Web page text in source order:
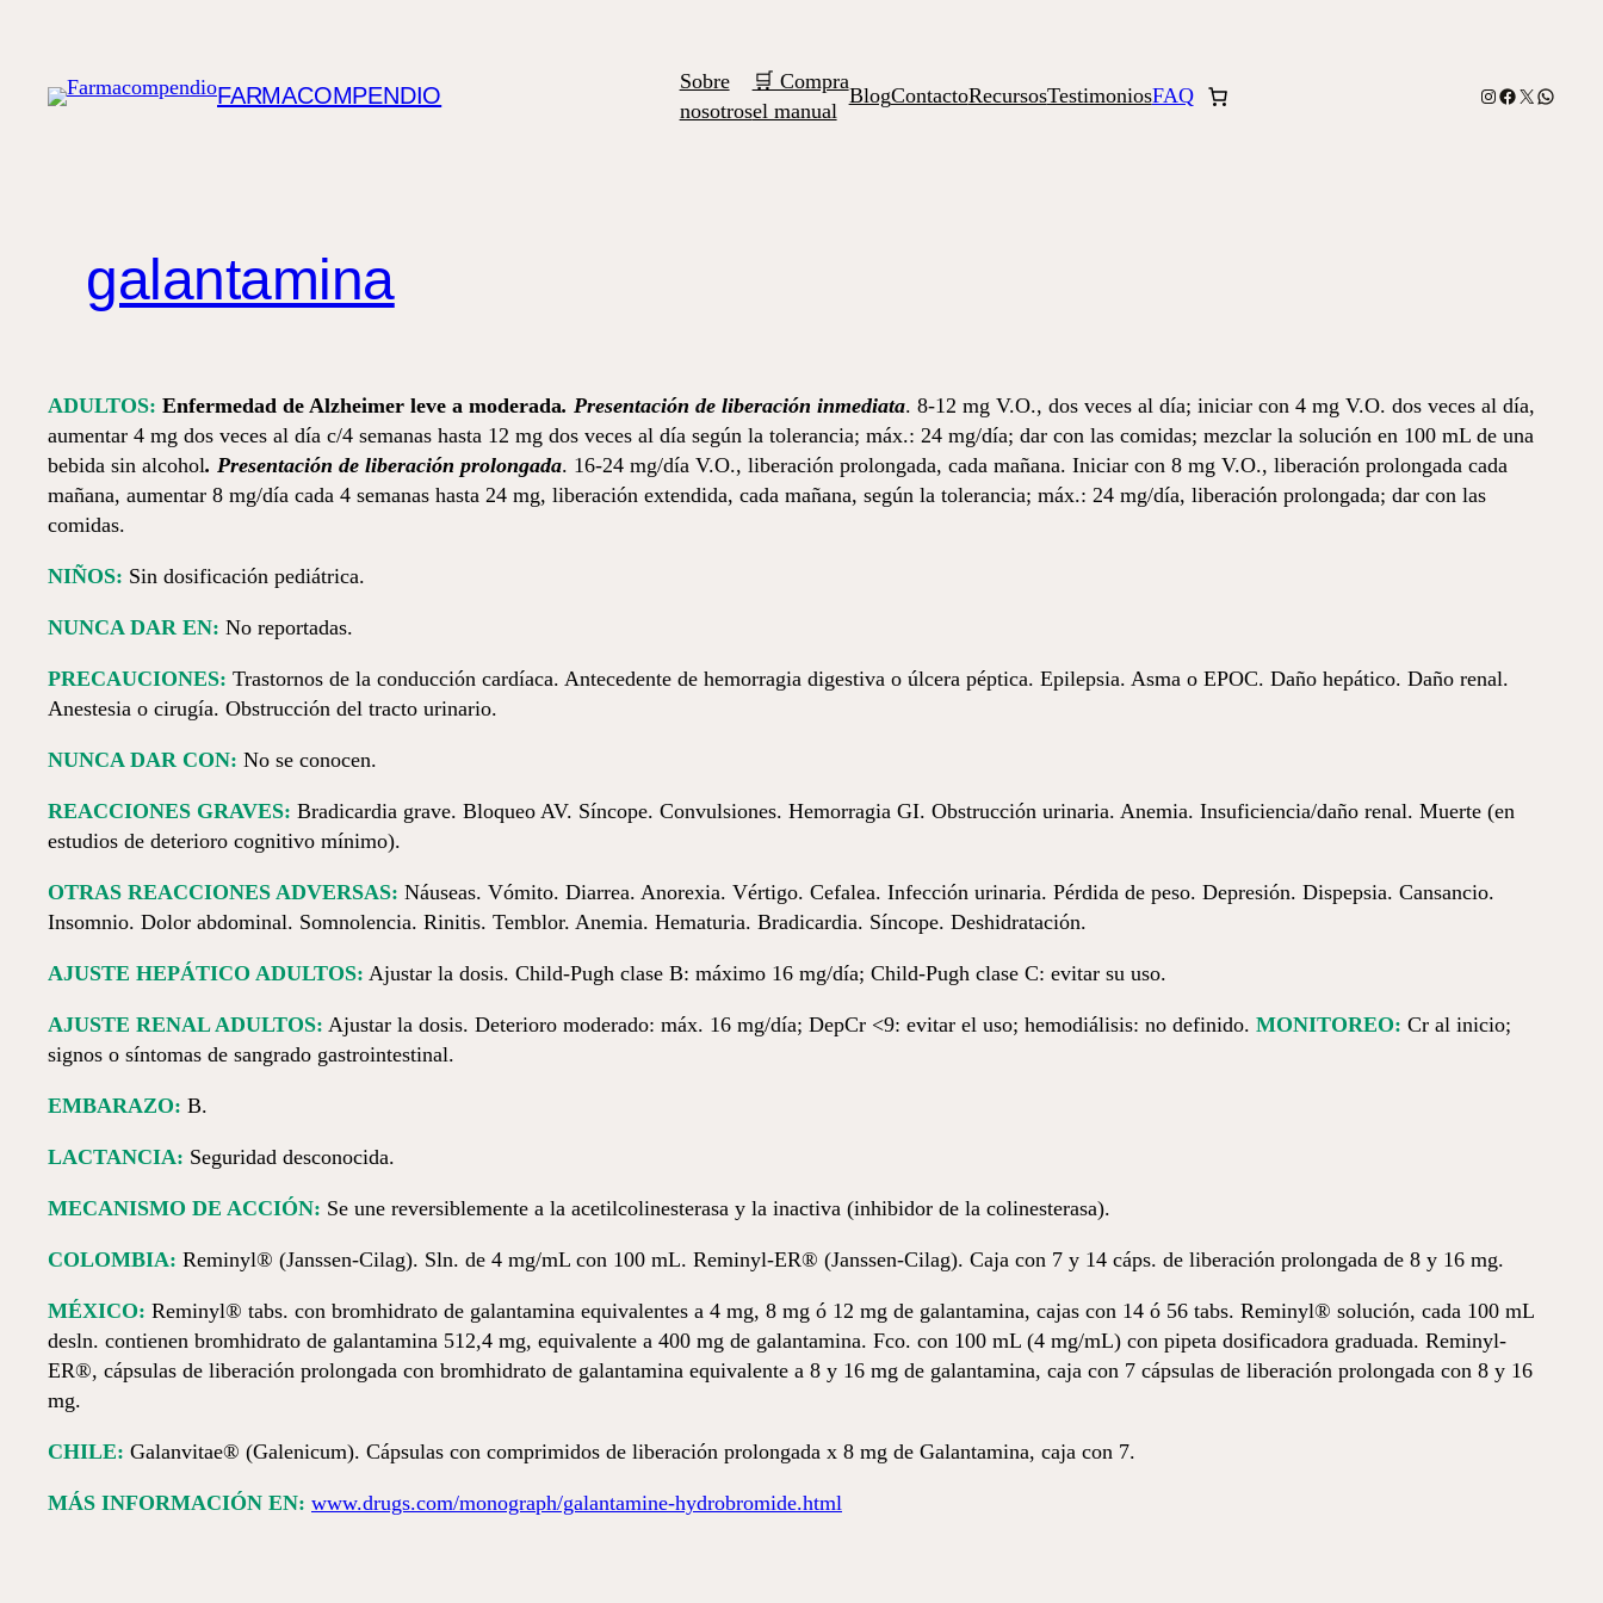
contenido
FARMACOMPENDIO
Sobre
nosotros
🛒 Compra
el manual
BlogContactoRecursosTestimoniosFAQ Instagram
Facebook
X
galantamina
ADULTOS: Enfermedad de Alzheimer leve a moderada. Presentación de liberación inmediata. 8-12 mg V.O., dos veces al día; iniciar con 4 mg V.O. dos veces al día,
aumentar 4 mg dos veces al día c/4 semanas hasta 12 mg dos veces al día según la tolerancia; máx.: 24 mg/día; dar con las comidas; mezclar la solución en 100 mL de una
bebida sin alcohol. Presentación de liberación prolongada. 16-24 mg/día V.O., liberación prolongada, cada mañana. Iniciar con 8 mg V.O., liberación prolongada cada
mañana, aumentar 8 mg/día cada 4 semanas hasta 24 mg, liberación extendida, cada mañana, según la tolerancia; máx.: 24 mg/día, liberación prolongada; dar con las
comidas.
NIÑOS: Sin dosificación pediátrica.
NUNCA DAR EN: No reportadas.
PRECAUCIONES: Trastornos de la conducción cardíaca. Antecedente de hemorragia digestiva o úlcera péptica. Epilepsia. Asma o EPOC. Daño hepático. Daño renal.
Anestesia o cirugía. Obstrucción del tracto urinario.
NUNCA DAR CON: No se conocen.
REACCIONES GRAVES: Bradicardia grave. Bloqueo AV. Síncope. Convulsiones. Hemorragia GI. Obstrucción urinaria. Anemia. Insuficiencia/daño renal. Muerte (en
estudios de deterioro cognitivo mínimo).
OTRAS REACCIONES ADVERSAS: Náuseas. Vómito. Diarrea. Anorexia. Vértigo. Cefalea. Infección urinaria. Pérdida de peso. Depresión. Dispepsia. Cansancio.
Insomnio. Dolor abdominal. Somnolencia. Rinitis. Temblor. Anemia. Hematuria. Bradicardia. Síncope. Deshidratación.
AJUSTE HEPÁTICO ADULTOS: Ajustar la dosis. Child-Pugh clase B: máximo 16 mg/día; Child-Pugh clase C: evitar su uso.
AJUSTE RENAL ADULTOS: Ajustar la dosis. Deterioro moderado: máx. 16 mg/día; DepCr <9: evitar el uso; hemodiálisis: no definido. MONITOREO: Cr al inicio;
signos o síntomas de sangrado gastrointestinal.
EMBARAZO: B.
LACTANCIA: Seguridad desconocida.
MECANISMO DE ACCIÓN: Se une reversiblemente a la acetilcolinesterasa y la inactiva (inhibidor de la colinesterasa).
COLOMBIA: Reminyl® (Janssen-Cilag). Sln. de 4 mg/mL con 100 mL. Reminyl-ER® (Janssen-Cilag). Caja con 7 y 14 cáps. de liberación prolongada de 8 y 16 mg.
MÉXICO: Reminyl® tabs. con bromhidrato de galantamina equivalentes a 4 mg, 8 mg ó 12 mg de galantamina, cajas con 14 ó 56 tabs. Reminyl® solución, cada 100 mL
desln. contienen bromhidrato de galantamina 512,4 mg, equivalente a 400 mg de galantamina. Fco. con 100 mL (4 mg/mL) con pipeta dosificadora graduada. Reminyl-
ER®, cápsulas de liberación prolongada con bromhidrato de galantamina equivalente a 8 y 16 mg de galantamina, caja con 7 cápsulas de liberación prolongada con 8 y 16
mg.
CHILE: Galanvitae® (Galenicum). Cápsulas con comprimidos de liberación prolongada x 8 mg de Galantamina, caja con 7.
MÁS INFORMACIÓN EN: www.drugs.com/monograph/galantamine-hydrobromide.html